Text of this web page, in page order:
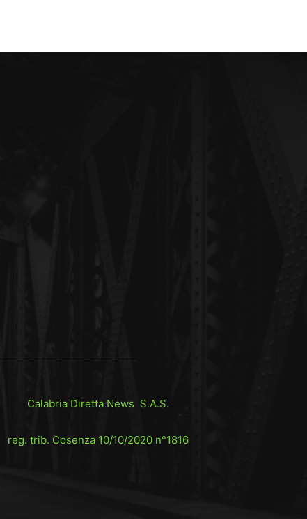
Calabria Diretta News S.A.S.
reg. trib. Cosenza 10/10/2020 n°1816